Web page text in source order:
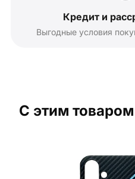
Кредит и
Выгодные условия
С этим